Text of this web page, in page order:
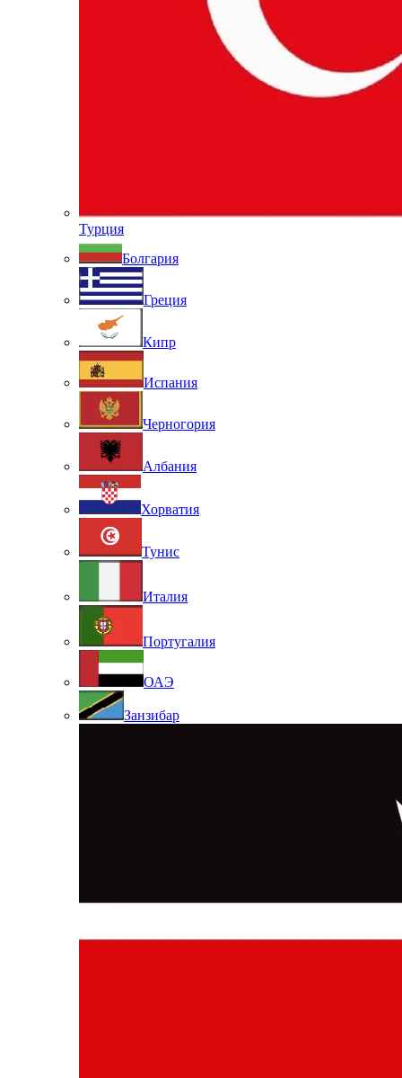
Турция
Болгария
Греция
Кипр
Испания
Черногория
Албания
Хорватия
Тунис
Италия
Португалия
ОАЭ
Занзибар